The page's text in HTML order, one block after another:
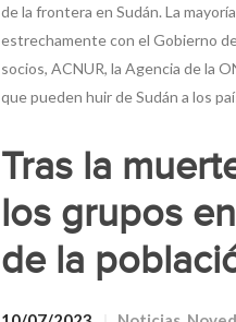
de la frontera en Sudán. La
estrechamente con el Gobierno
socios, ACNUR, la Agencia de la
que pueden huir de Sudán a los
Tras la
los grupos
de la